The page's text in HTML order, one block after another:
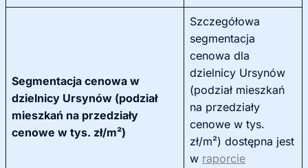
Segmentacja cenowa w
dzielnicy Ursynów (podział
mieszkań na przedziały
cenowe w tys. zł/m²)
Szczegółowa
segmentacja
cenowa dla
dzielnicy Ursynów
(podział mieszkań
na przedziały
cenowe w tys.
zł/m²) dostępna jest
w raporcie